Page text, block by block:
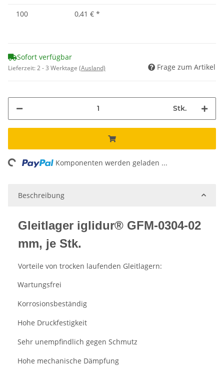
100
0,41 € *
Sofort verfügbar
Lieferzeit:2 - 3 Werktage (Ausland) Frage zum Artikel
Stk.
Komponenten werden geladen ...
Beschreibung
Gleitlager iglidur® GFM-0304-02
mm, je Stk.
Vorteile von trocken laufenden Gleitlagern:
Wartungsfrei
Korrosionsbeständig
Hohe Druckfestigkeit
Sehr unempfindlich gegen Schmutz
Hohe mechanische Dämpfung